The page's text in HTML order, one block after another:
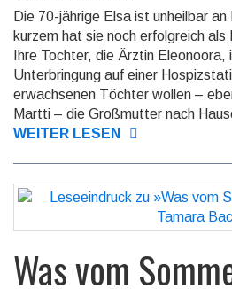
Die 70-jährige Elsa ist unheilbar
kurzem hat sie noch erfolgreich
Ihre Tochter, die Ärztin
Unterbringung auf einer
erwachsenen Töchter wollen –
Martti – die Großmutter nach
WEITER LESEN
Was vom